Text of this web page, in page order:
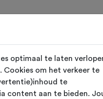
optimaal te laten
Cookies om het verkeer te
te
content aan te bieden.